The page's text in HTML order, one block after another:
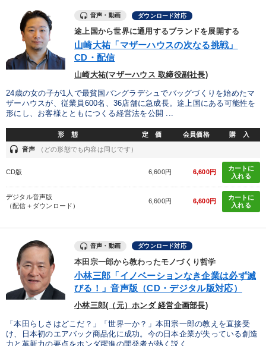
音声・動画 ダウンロード対応
途上国から世界に通用するブランドを展開する
山崎大祐「マザーハウスの次なる挑戦」
CD・配信
山崎大祐(マザーハウス 取締役副社長)
24歳の女の子が1人で最貧国バングラデシュでバッグづくりを始めたマ
ザーハウスが、従業員600名、36店舗に急成長。途上国にある可能性を
形にし、お客様とともにつくる経営法を公開 ...
形 態 定 価 会員価格 購 入
headset 音声 （どの形態でも内容は同じです）
CD版 6,600円 6,600円
カートに
入れる
デジタル音声版
（配信＋ダウンロード）
6,600円 6,600円
カートに
入れる
音声・動画 ダウンロード対応
本田宗一郎から教わったモノづくり哲学
小林三郎「イノベーションなき企業は必ず滅
びる！」音声版（CD・デジタル版対応）
小林三郎(（元）ホンダ 経営企画部長)
「本田らしさはどこだ？」「世界一か？」本田宗一郎の教えを直接受
け、日本初のエアバック商品化に成功。今の日本企業が失っている創造
力と革新力の要点をホンダ躍進の開発者が熱く説く ...